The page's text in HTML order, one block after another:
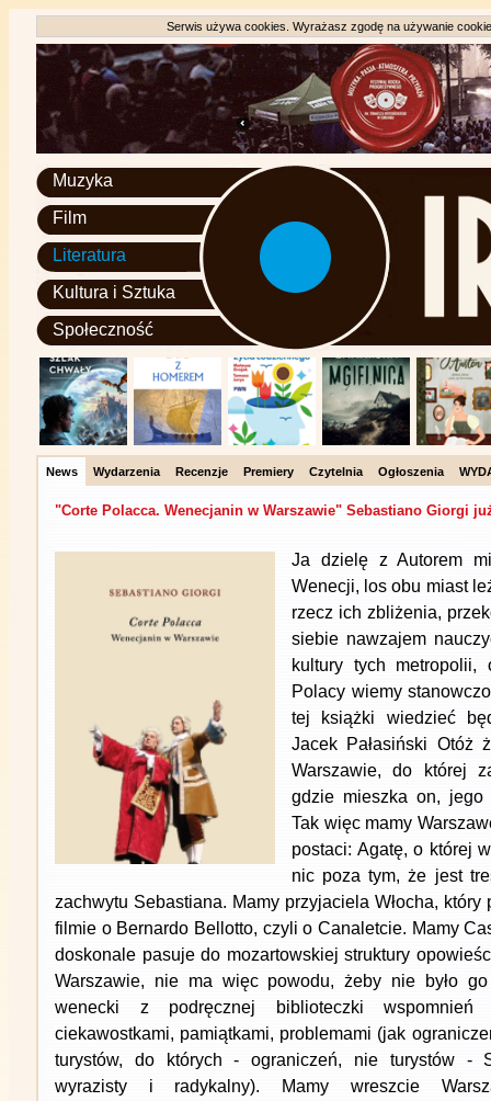
Serwis używa cookies. Wyrażasz zgodę na używanie
Muzyka
Film
Literatura
Kultura i Sztuka
Społeczność
News Wydarzenia Recenzje Premiery Czytelnia Ogłoszenia
"Corte Polacca. Wenecjanin w Warszawie" Sebastiano Giorgi
Ja dzielę z Autorem
Wenecji, los obu miast
rzecz ich zbliżenia,
siebie nawzajem
kultury tych metropolii,
Polacy wiemy
tej książki wiedzieć
Jacek Pałasiński Otóż
Warszawie, do której
gdzie mieszka on,
Tak więc mamy
postaci: Agatę, o której
nic poza tym, że jest
zachwytu Sebastiana. Mamy przyjaciela Włocha, który
filmie o Bernardo Bellotto, czyli o Canaletcie. Mamy
doskonale pasuje do mozartowskiej struktury
Warszawie, nie ma więc powodu, żeby nie było
wenecki z podręcznej biblioteczki wspomnień
ciekawostkami, pamiątkami, problemami (jak
turystów, do których - ograniczeń, nie turystów -
wyrazisty i radykalny). Mamy wreszcie